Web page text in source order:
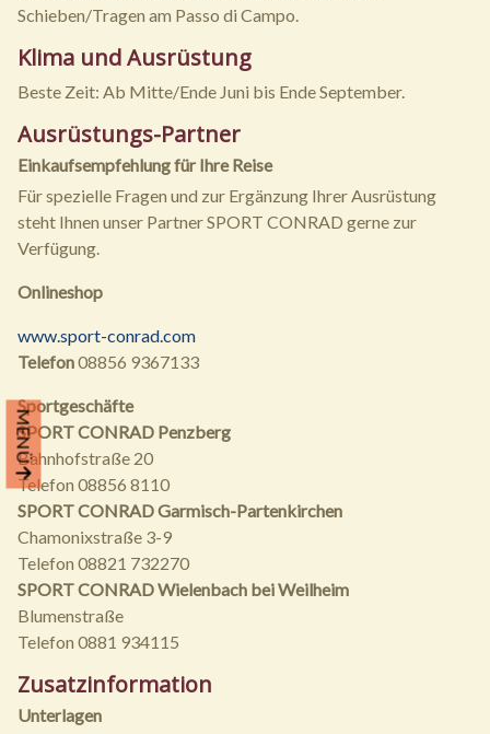
MENÜ
Schieben/Tragen am Passo di Campo.
Klima und Ausrüstung
Beste Zeit: Ab Mitte/Ende Juni bis Ende September.
Ausrüstungs-Partner
Einkaufsempfehlung für Ihre Reise
Für spezielle Fragen und zur Ergänzung Ihrer Ausrüstung
steht Ihnen unser Partner SPORT CONRAD gerne zur
Verfügung.
Onlineshop
www.sport-conrad.com
Telefon08856 9367133
Sportgeschäfte
SPORT CONRAD Penzberg
Bahnhofstraße 20
Telefon 08856 8110
SPORT CONRAD Garmisch-Partenkirchen
Chamonixstraße 3-9
Telefon 08821 732270
SPORT CONRAD Wielenbach bei Weilheim
Blumenstraße
Telefon 0881 934115
Zusatzinformation
Unterlagen